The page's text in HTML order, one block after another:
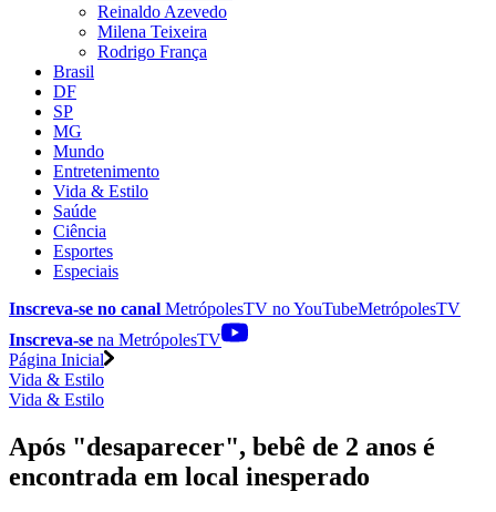
Reinaldo Azevedo
Milena Teixeira
Rodrigo França
Brasil
DF
SP
MG
Mundo
Entretenimento
Vida & Estilo
Saúde
Ciência
Esportes
Especiais
Inscreva-se no canal MetrópolesTV noYouTubeMetrópolesTV
Inscreva-se na MetrópolesTV
Página Inicial
Vida & Estilo
Vida & Estilo
Após "desaparecer", bebê de 2 anos é
encontrada em local inesperado